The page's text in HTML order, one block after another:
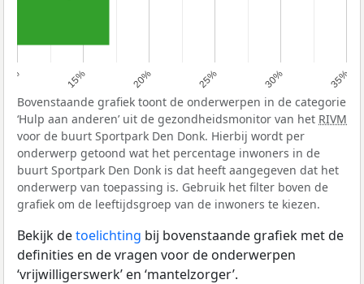
10% 15% 20% 25% 30% 35%
Bovenstaande grafiek toont de onderwerpen in de categorie
‘Hulp aan anderen’ uit de gezondheidsmonitor van het RIVM
voor de buurt Sportpark Den Donk. Hierbij wordt per
onderwerp getoond wat het percentage inwoners in de
buurt Sportpark Den Donk is dat heeft aangegeven dat het
onderwerp van toepassing is. Gebruik het filter boven de
grafiek om de leeftijdsgroep van de inwoners te kiezen.
Bekijk detoelichting bij bovenstaande grafiek met de
definities en de vragen voor de onderwerpen
‘vrijwilligerswerk’ en ‘mantelzorger’.